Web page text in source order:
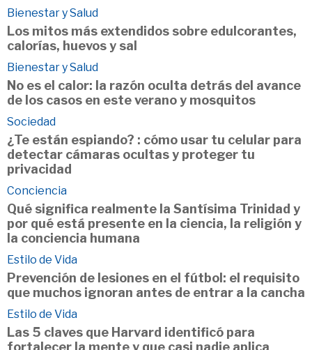
Bienestar y Salud
Los mitos más extendidos sobre edulcorantes,
calorías, huevos y sal
Bienestar y Salud
No es el calor: la razón oculta detrás del avance
de los casos en este verano y mosquitos
Sociedad
¿Te están espiando? : cómo usar tu celular para
detectar cámaras ocultas y proteger tu
privacidad
Conciencia
Qué significa realmente la Santísima Trinidad y
por qué está presente en la ciencia, la religión y
la conciencia humana
Estilo de Vida
Prevención de lesiones en el fútbol: el requisito
que muchos ignoran antes de entrar a la cancha
Estilo de Vida
Las 5 claves que Harvard identificó para
fortalecer la mente y que casi nadie aplica